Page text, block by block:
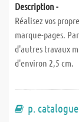
Description -
Réalisez vos
marque-pages.
d'autres travaux
d'environ 2,5 cm.
p. catalogue